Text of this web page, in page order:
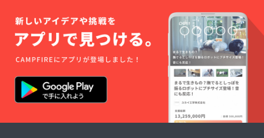
カラー:
全5色
・ブ
ラック
・グ
レー ・
ダーク
ブラウ
ン ・
ジュ ・
オフホ
ワイト